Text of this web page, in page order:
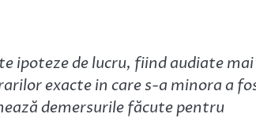
ipoteze de lucru, fiind audiate mai
exacte in care s-a minora a
demersurile făcute pentru